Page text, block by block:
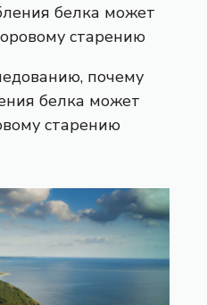
почему
белка может
старению